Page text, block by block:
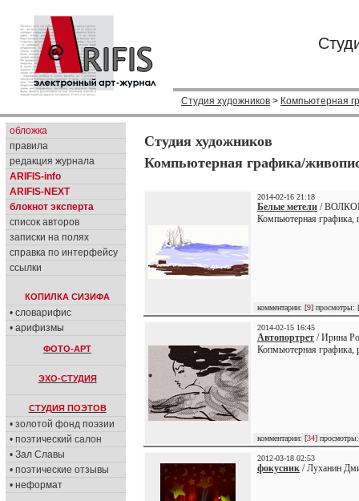
Студия художников > Компьютерная
обложка
правила
редакция журнала
ARIFIS-info
ARIFIS-NEXT
блокнот эксперта
список авторов
записки на полях
справка по интерфейсу
ссылки
КОПИЛКА СИЗИФА
• словарифис
• арифизмы
ФОТО-АРТ
ЭХО-СТУДИЯ
СТУДИЯ ПОЭТОВ
• золотой фонд поэзии
• поэтический салон
• Зал Славы
• поэтические отзывы
• неформат
Студия художников
Компьютерная графика/
2014-02-16 21:18
Белые метели /
Компьютерная
комментарии: [9] просмотры: [
2014-02-15 16:45
Автопортрет / Ирина
Копмьютерная
комментарии: [34]
2012-03-18 02:53
фокусник / Луханин